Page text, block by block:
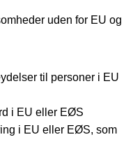
uden for EU og
til personer i EU
i EU eller EØS
i EU eller EØS, som